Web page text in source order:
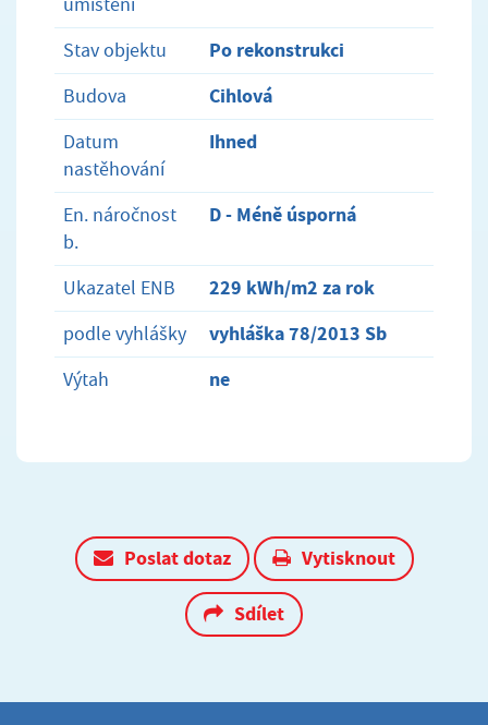
Stav objektu
Po rekonstrukci
Budova Cihlová
Datum
nastěhování
Ihned
En. náročnost
b.
D - Méně úsporná
Ukazatel ENB 229 kWh/m2 za rok
podle vyhlášky vyhláška 78/2013 Sb
Výtah ne
Poslat dotaz Vytisknout
Sdílet